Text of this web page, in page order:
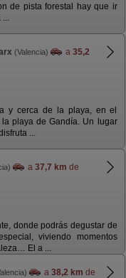
de pista forestal hay que ir
...
(Valencia) a 35,2
y cerca de la playa, en el
playa de Gandía. Un lugar
...
a 37,7 km de
donde podrás degustar de
viviendo momentos
El a ...
a 38,2 km de